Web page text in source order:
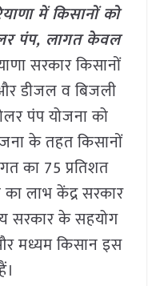
में किसानों को
पंप, लागत केवल
सरकार किसानों
डीजल व बिजली
पंप योजना को
के तहत किसानों
का 75 प्रतिशत
लाभ केंद्र सरकार
सरकार के सहयोग
मध्यम किसान इस